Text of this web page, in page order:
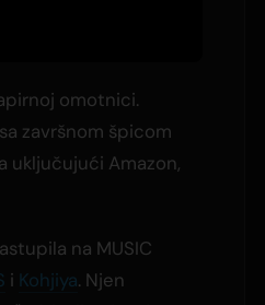
omotnici.
završnom špicom
uključujući Amazon,
na MUSIC
i Kohjiya. Njen